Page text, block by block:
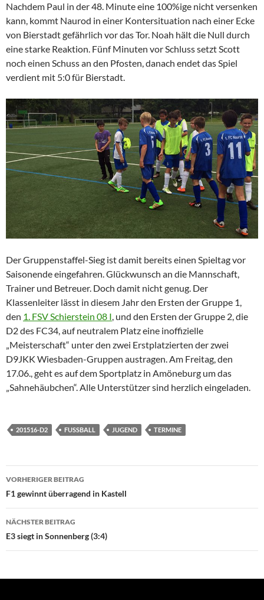
Nachdem Paul in der 48. Minute eine 100%ige nicht versenken
kann, kommt Naurod in einer Kontersituation nach einer Ecke
von Bierstadt gefährlich vor das Tor. Noah hält die Null durch
eine starke Reaktion. Fünf Minuten vor Schluss setzt Scott
noch einen Schuss an den Pfosten, danach endet das Spiel
verdient mit 5:0 für Bierstadt.
Der Gruppenstaffel-Sieg ist damit bereits einen Spieltag vor
Saisonende eingefahren. Glückwunsch an die Mannschaft,
Trainer und Betreuer. Doch damit nicht genug. Der
Klassenleiter lässt in diesem Jahr den Ersten der Gruppe 1,
den 1. FSV Schierstein 08 I, und den Ersten der Gruppe 2, die
D2 des FC34, auf neutralem Platz eine inoffizielle
„Meisterschaft“ unter den zwei Erstplatzierten der zwei
D9JKK Wiesbaden-Gruppen austragen. Am Freitag, den
17.06., geht es auf dem Sportplatz in Amöneburg um das
„Sahnehäubchen“. Alle Unterstützer sind herzlich eingeladen.
201516-D2 FUSSBALL JUGEND TERMINE
Beitragsnavigation
VORHERIGER BEITRAG
F1 gewinnt überragend in Kastell
NÄCHSTER BEITRAG
E3 siegt in Sonnenberg (3:4)